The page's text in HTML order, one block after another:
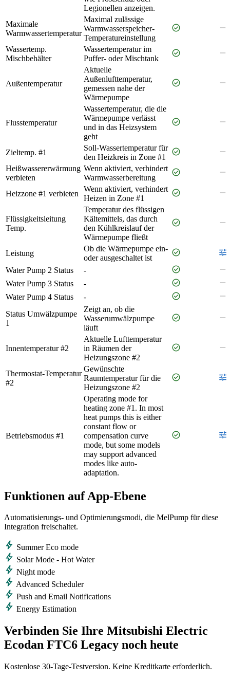
Legionellen anzeigen.
Maximale
Warmwassertemperatur
Maximal zulässige
Warmwasserspeicher-
Temperatureinstellung
check_circle remove
Wassertemp.
Mischbehälter
Wassertemperatur im
Puffer- oder Mischtank
check_circle remove
Außentemperatur
Aktuelle
Außenlufttemperatur,
gemessen nahe der
Wärmepumpe
check_circle remove
Flusstemperatur
Wassertemperatur, die die
Wärmepumpe verlässt
und in das Heizsystem
geht
check_circle remove
Zieltemp. #1
Soll-Wassertemperatur für
den Heizkreis in Zone #1
check_circle remove
Heißwassererwärmung
verbieten
Wenn aktiviert, verhindert
Warmwasserbereitung
check_circle remove
Heizzone #1 verbieten
Wenn aktiviert, verhindert
Heizen in Zone #1
check_circle remove
Flüssigkeitsleitung
Temp.
Temperatur des flüssigen
Kältemittels, das durch
den Kühlkreislauf der
Wärmepumpe fließt
check_circle remove
Leistung
Ob die Wärmepumpe ein-
oder ausgeschaltet ist
check_circle tune
Water Pump 2 Status - check_circle remove
Water Pump 3 Status - check_circle remove
Water Pump 4 Status - check_circle remove
Status Umwälzpumpe
1
Zeigt an, ob die
Wasserumwälzpumpe
läuft
check_circle remove
Innentemperatur #2
Aktuelle Lufttemperatur
in Räumen der
Heizungszone #2
check_circle remove
Thermostat-Temperatur
#2
Gewünschte
Raumtemperatur für die
Heizungszone #2
check_circle tune
Betriebsmodus #1
Operating mode for
heating zone #1. In most
heat pumps this is either
constant flow or
compensation curve
mode, but some models
may support advanced
modes like auto-
adaptation.
check_circle tune
Funktionen auf App‑Ebene
Automatisierungs- und Optimierungsmodi, die MelPump für diese
Integration freischaltet.
bolt Summer Eco mode
bolt Solar Mode - Hot Water
bolt Night mode
bolt Advanced Scheduler
bolt Push and Email Notifications
bolt Energy Estimation
Verbinden Sie Ihre Mitsubishi Electric
Ecodan FTC6 Legacy noch heute
Kostenlose 30‑Tage‑Testversion. Keine Kreditkarte erforderlich.